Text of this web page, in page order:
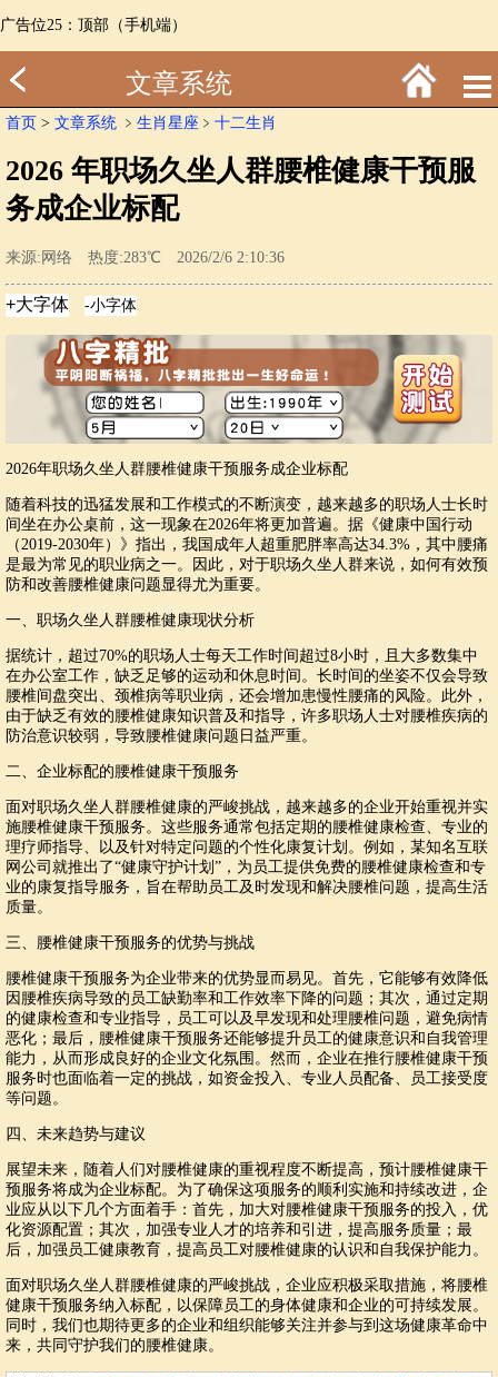
广告位25：顶部（手机端）
文章系统
首页 > 文章系统 ﹥ 生肖星座 ﹥ 十二生肖
2026 年职场久坐人群腰椎健康干预服
务成企业标配
来源:网络 热度:283℃ 2026/2/6 2:10:36
2026年职场久坐人群腰椎健康干预服务成企业标配
随着科技的迅猛发展和工作模式的不断演变，越来越多的职场人士长时
间坐在办公桌前，这一现象在2026年将更加普遍。据《健康中国行动
（2019-2030年）》指出，我国成年人超重肥胖率高达34.3%，其中腰痛
是最为常见的职业病之一。因此，对于职场久坐人群来说，如何有效预
防和改善腰椎健康问题显得尤为重要。
一、职场久坐人群腰椎健康现状分析
据统计，超过70%的职场人士每天工作时间超过8小时，且大多数集中
在办公室工作，缺乏足够的运动和休息时间。长时间的坐姿不仅会导致
腰椎间盘突出、颈椎病等职业病，还会增加患慢性腰痛的风险。此外，
由于缺乏有效的腰椎健康知识普及和指导，许多职场人士对腰椎疾病的
防治意识较弱，导致腰椎健康问题日益严重。
二、企业标配的腰椎健康干预服务
面对职场久坐人群腰椎健康的严峻挑战，越来越多的企业开始重视并实
施腰椎健康干预服务。这些服务通常包括定期的腰椎健康检查、专业的
理疗师指导、以及针对特定问题的个性化康复计划。例如，某知名互联
网公司就推出了“健康守护计划”，为员工提供免费的腰椎健康检查和专
业的康复指导服务，旨在帮助员工及时发现和解决腰椎问题，提高生活
质量。
三、腰椎健康干预服务的优势与挑战
腰椎健康干预服务为企业带来的优势显而易见。首先，它能够有效降低
因腰椎疾病导致的员工缺勤率和工作效率下降的问题；其次，通过定期
的健康检查和专业指导，员工可以及早发现和处理腰椎问题，避免病情
恶化；最后，腰椎健康干预服务还能够提升员工的健康意识和自我管理
能力，从而形成良好的企业文化氛围。然而，企业在推行腰椎健康干预
服务时也面临着一定的挑战，如资金投入、专业人员配备、员工接受度
等问题。
四、未来趋势与建议
展望未来，随着人们对腰椎健康的重视程度不断提高，预计腰椎健康干
预服务将成为企业标配。为了确保这项服务的顺利实施和持续改进，企
业应从以下几个方面着手：首先，加大对腰椎健康干预服务的投入，优
化资源配置；其次，加强专业人才的培养和引进，提高服务质量；最
后，加强员工健康教育，提高员工对腰椎健康的认识和自我保护能力。
面对职场久坐人群腰椎健康的严峻挑战，企业应积极采取措施，将腰椎
健康干预服务纳入标配，以保障员工的身体健康和企业的可持续发展。
同时，我们也期待更多的企业和组织能够关注并参与到这场健康革命中
来，共同守护我们的腰椎健康。